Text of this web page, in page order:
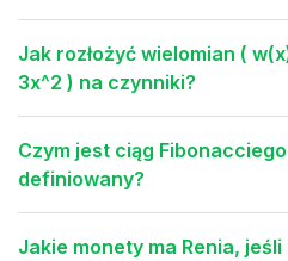
Jak rozłożyć wielomian (
3x^2 ) na czynniki?
Czym jest ciąg
definiowany?
Jakie monety ma Renia, jeśli